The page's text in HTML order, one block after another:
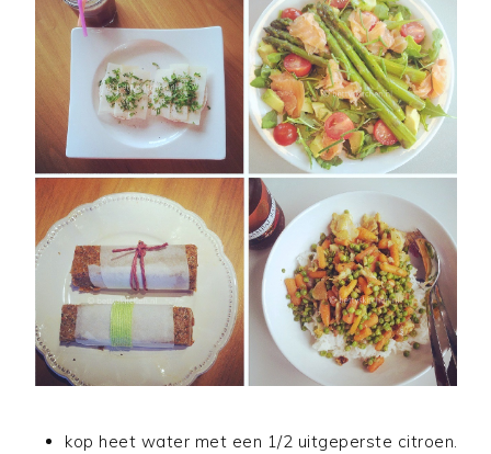
kop heet water met een 1/2 uitgeperste citroen.